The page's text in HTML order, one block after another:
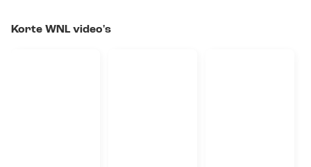
Korte WNL video's